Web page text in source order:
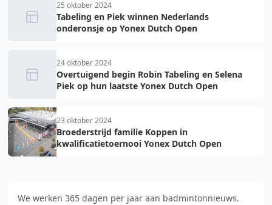
25 oktober 2024
Tabeling en Piek winnen Nederlands
onderonsje op Yonex Dutch Open
24 oktober 2024
Overtuigend begin Robin Tabeling en Selena
Piek op hun laatste Yonex Dutch Open
23 oktober 2024
Broederstrijd familie Koppen in
kwalificatietoernooi Yonex Dutch Open
We werken 365 dagen per jaar aan badmintonnieuws.